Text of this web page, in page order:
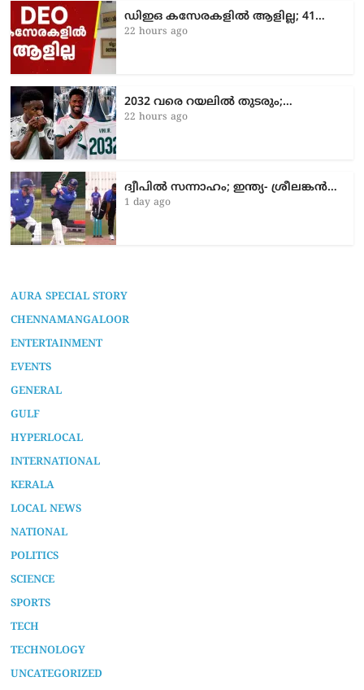
ഡിഇഒ കസേരകളില്‍ ആളില്ല; 41…
22 hours ago
2032 വരെ റയലിൽ തുടരും;…
22 hours ago
ദ്വീപിൽ സന്നാഹം; ഇന്ത്യ- ശ്രീലങ്കൻ…
1 day ago
AURA SPECIAL STORY
CHENNAMANGALOOR
ENTERTAINMENT
EVENTS
GENERAL
GULF
HYPERLOCAL
INTERNATIONAL
KERALA
LOCAL NEWS
NATIONAL
POLITICS
SCIENCE
SPORTS
TECH
TECHNOLOGY
UNCATEGORIZED